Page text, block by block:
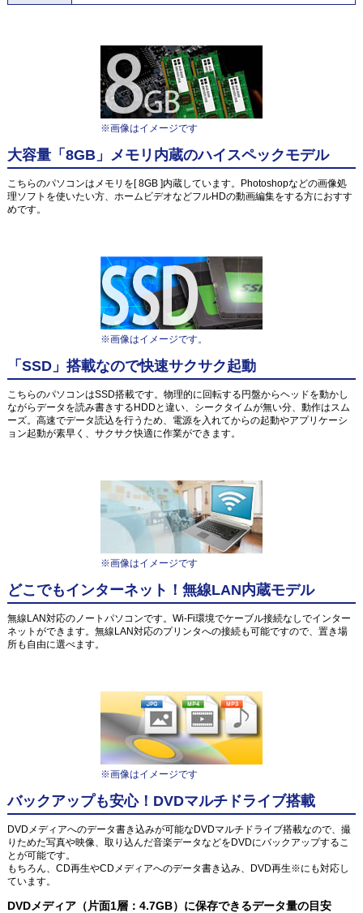
※画像はイメージです
大容量「8GB」メモリ内蔵のハイスペックモデル
こちらのパソコンはメモリを[ 8GB ]内蔵しています。Photoshopなどの画像処
理ソフトを使いたい方、ホームビデオなどフルHDの動画編集をする方におすす
めです。
※画像はイメージです。
「SSD」搭載なので快速サクサク起動
こちらのパソコンはSSD搭載です。物理的に回転する円盤からヘッドを動かし
ながらデータを読み書きするHDDと違い、シークタイムが無い分、動作はスム
ーズ。高速でデータ読込を行うため、電源を入れてからの起動やアプリケーシ
ョン起動が素早く、サクサク快適に作業ができます。
※画像はイメージです
どこでもインターネット！無線LAN内蔵モデル
無線LAN対応のノートパソコンです。Wi-Fi環境でケーブル接続なしでインター
ネットができます。無線LAN対応のプリンタへの接続も可能ですので、置き場
所も自由に選べます。
※画像はイメージです
バックアップも安心！DVDマルチドライブ搭載
DVDメディアへのデータ書き込みが可能なDVDマルチドライブ搭載なので、撮
りためた写真や映像、取り込んだ音楽データなどをDVDにバックアップするこ
とが可能です。
もちろん、CD再生やCDメディアへのデータ書き込み、DVD再生※にも対応し
ています。
DVDメディア（片面1層：4.7GB）に保存できるデータ量の目安